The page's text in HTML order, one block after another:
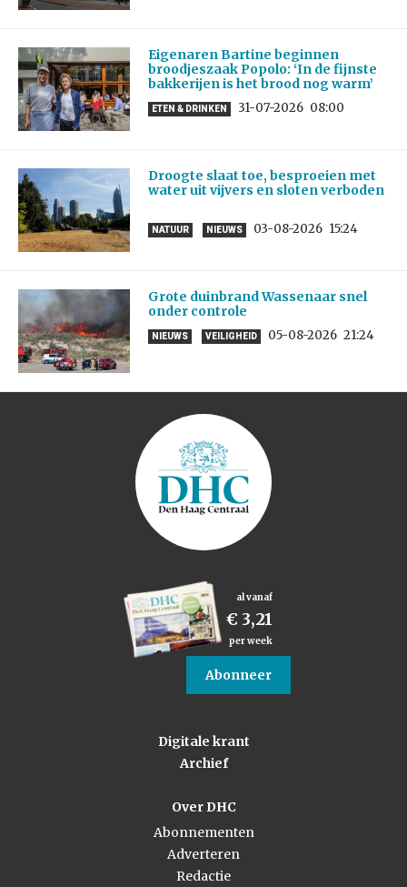
Eigenaren Bartine beginnen
broodjeszaak Popolo: ‘In de fijnste
bakkerijen is het brood nog warm’
ETEN & DRINKEN 31-07-2026 08:00
Droogte slaat toe, besproeien met
water uit vijvers en sloten verboden
NATUUR NIEUWS 03-08-2026 15:24
Grote duinbrand Wassenaar snel
onder controle
NIEUWS VEILIGHEID 05-08-2026 21:24
al vanaf
€ 3,21
per week
Abonneer
Digitale krant
Archief
Over DHC
Abonnementen
Adverteren
Redactie